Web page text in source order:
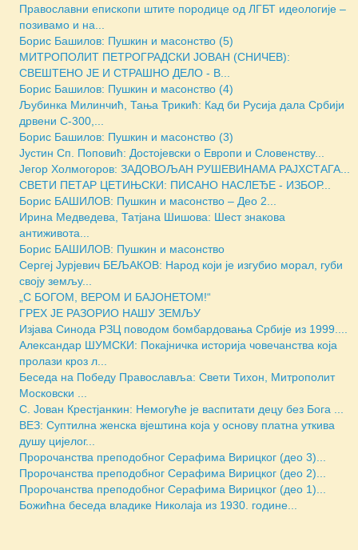
Православни епископи штите породице од ЛГБТ идеологије –
позивамо и на...
Борис Башилов: Пушкин и масонство (5)
МИТРОПОЛИТ ПЕТРОГРАДСКИ ЈОВАН (СНИЧЕВ):
СВЕШТЕНО ЈЕ И СТРАШНО ДЕЛО - В...
Борис Башилов: Пушкин и масонство (4)
Љубинка Милинчић, Тања Трикић: Кад би Русија дала Србији
дрвени С-300,...
Борис Башилов: Пушкин и масонство (3)
Јустин Сп. Поповић: Достојевски о Европи и Словенству...
Јегор Холмогоров: ЗАДОВОЉАН РУШЕВИНАМА РАЈХСТАГА...
СВЕТИ ПЕТАР ЦЕТИЊСКИ: ПИСАНО НАСЛЕЂЕ - ИЗБОР...
Борис БАШИЛОВ: Пушкин и масонство – Део 2...
Ирина Медведева, Татјана Шишова: Шест знакова
антиживота...
Борис БАШИЛОВ: Пушкин и масонство
Сергеј Јурјевич БЕЉАКОВ: Народ који је изгубио морал, губи
своју земљу...
„С БОГОМ, ВЕРОМ И БАЈОНЕТОМ!“
ГРЕХ ЈЕ РАЗОРИО НАШУ ЗЕМЉУ
Изјава Синода РЗЦ поводом бомбардовања Србије из 1999....
Александар ШУМСКИ: Покајничка историја човечанства која
пролази кроз л...
Беседа на Победу Православља: Свети Тихон, Митрополит
Московски ...
С. Јован Крестјанкин: Немогуће је васпитати децу без Бога ...
ВЕЗ: Суптилна женска вјештина која у основу платна уткива
душу цијелог...
Пророчанства преподобног Серафима Вирицког (део 3)...
Пророчанства преподобног Серафима Вирицког (део 2)...
Пророчанства преподобног Серафима Вирицког (део 1)...
Божићна беседа владике Николаја из 1930. године...